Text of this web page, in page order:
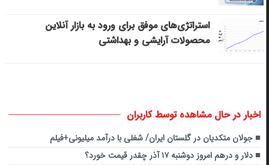
استراتژی‌های موفق برای ورود به بازار آنلاین
محصولات آرایشی و بهداشتی
اخبار در حال مشاهده توسط کاربران
‌جولان متکدیان در گلستان ایران/ شغلی با درآمد میلیونی‌+‌فیلم
دلار و درهم امروز دوشنبه ۱۷ آذر چقدر قیمت خورد؟